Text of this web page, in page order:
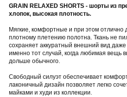
GRAIN RELAXED SHORTS - шорты из
хлопок, высокая плотность.
Мягкие, комфортные и при этом отлично
плотному плетению полотна. Ткань не
сохраняет аккуратный внешний вид
именно тот случай, когда любимая вещь
дольше обычного.
Свободный силуэт обеспечивает
лаконичный дизайн позволяет легко
майками и худи из коллекции.